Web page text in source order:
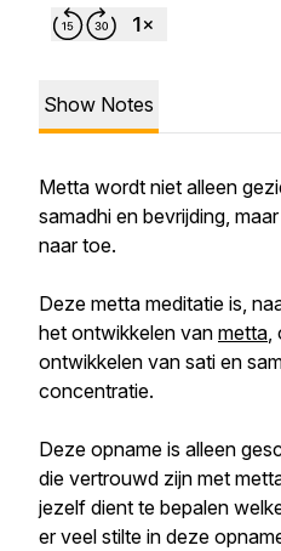
Show Notes
Metta wordt niet alleen
samadhi en bevrijding,
naar toe.
Deze metta meditatie is,
het ontwikkelen van metta,
ontwikkelen van sati en
concentratie.
Deze opname is alleen
die vertrouwd zijn met
jezelf dient te bepalen
er veel stilte in deze